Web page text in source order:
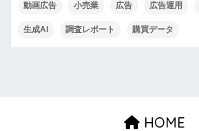
動画広告 小売業 広告 広告運用
生成AI 調査レポート 購買データ
HOME